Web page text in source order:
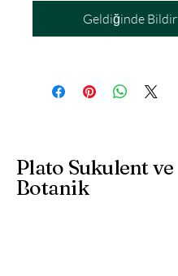
Geldiğinde Bildir
Plato Sukulent ve
Botanik